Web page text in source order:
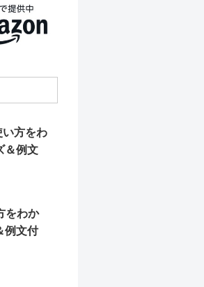
い方をわ
＆例文
をわか
例文付